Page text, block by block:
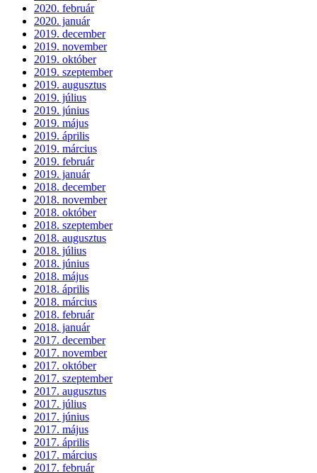
2020. február
2020. január
2019. december
2019. november
2019. október
2019. szeptember
2019. augusztus
2019. július
2019. június
2019. május
2019. április
2019. március
2019. február
2019. január
2018. december
2018. november
2018. október
2018. szeptember
2018. augusztus
2018. július
2018. június
2018. május
2018. április
2018. március
2018. február
2018. január
2017. december
2017. november
2017. október
2017. szeptember
2017. augusztus
2017. július
2017. június
2017. május
2017. április
2017. március
2017. február